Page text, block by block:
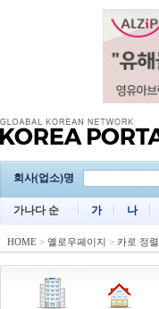
회사(업소)명
가나다 순 가 나
HOME > 옐로우페이지 > 카로 정렬